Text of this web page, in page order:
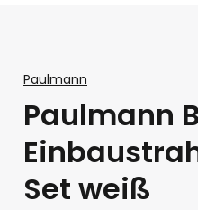
Paulmann
Paulmann
Set weiß